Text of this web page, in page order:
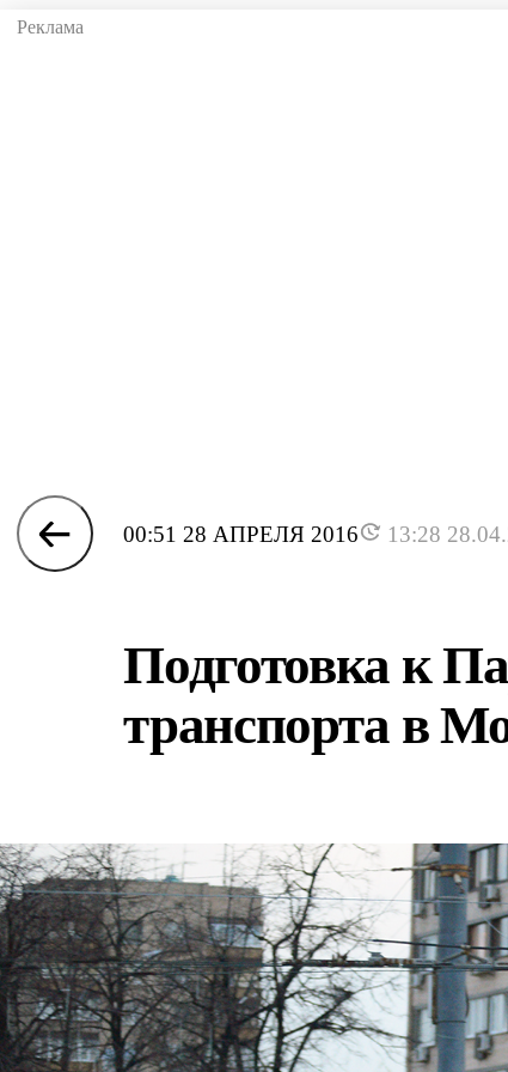
00:51 28 АПРЕЛЯ 2016 13:28
Подготовка к
транспорта в